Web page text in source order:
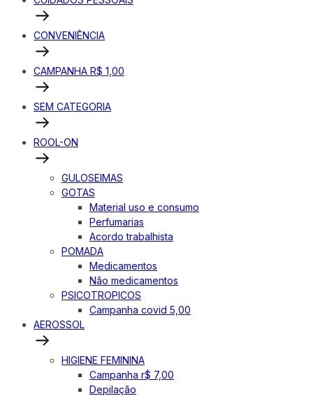
CONVENIÊNCIA
CAMPANHA R$ 1,00
SEM CATEGORIA
ROOL-ON
GULOSEIMAS
GOTAS
Material uso e consumo
Perfumarias
Acordo trabalhista
POMADA
Medicamentos
Não medicamentos
PSICOTROPICOS
Campanha covid 5,00
AEROSSOL
HIGIENE FEMININA
Campanha r$ 7,00
Depilação